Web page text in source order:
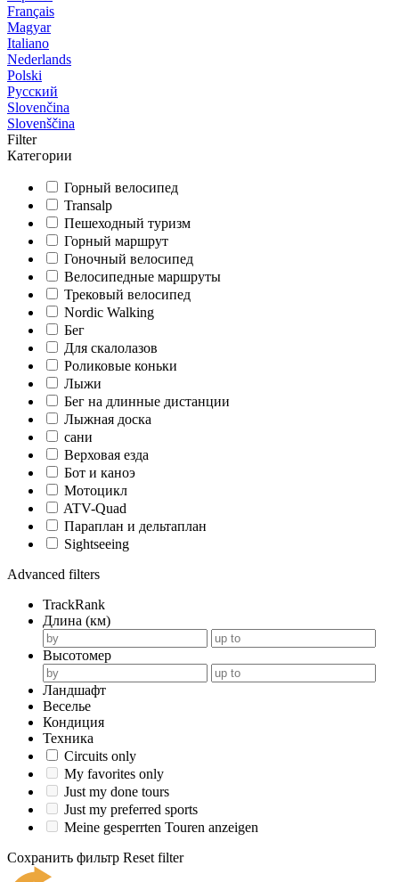
Français
Magyar
Italiano
Nederlands
Polski
Русский
Slovenčina
Slovenščina
Filter
Категории
Горный велосипед
Transalp
Пешеходный туризм
Горный маршрут
Гоночный велосипед
Велосипедные маршруты
Трековый велосипед
Nordic Walking
Бег
Для скалолазов
Роликовые коньки
Лыжи
Бег на длинные дистанции
Лыжная доска
сани
Верховая езда
Бот и каноэ
Мотоцикл
ATV-Quad
Параплан и дельтаплан
Sightseeing
Advanced filters
TrackRank
Длина (км)
Высотомер
Ландшафт
Веселье
Кондиция
Техника
Circuits only
My favorites only
Just my done tours
Just my preferred sports
Meine gesperrten Touren anzeigen
Сохранить фильтр Reset filter